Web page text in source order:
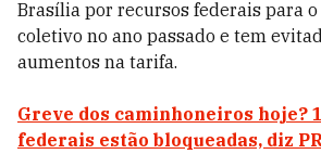
Brasília por recursos federais para
coletivo no ano passado e tem
aumentos na tarifa.
Greve dos caminhoneiros hoje?
federais estão bloqueadas, diz